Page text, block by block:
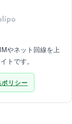
やネット回線を上
トです。
リシー